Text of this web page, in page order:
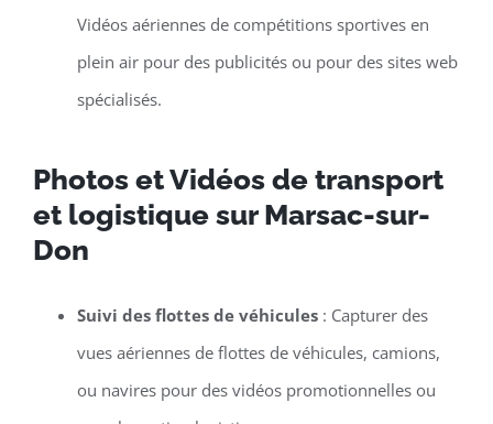
Vidéos aériennes de compétitions sportives en
plein air pour des publicités ou pour des sites web
spécialisés.
Photos et Vidéos de transport
et logistique sur Marsac-sur-
Don
Suivi des flottes de véhicules: Capturer des
vues aériennes de flottes de véhicules, camions,
ou navires pour des vidéos promotionnelles ou